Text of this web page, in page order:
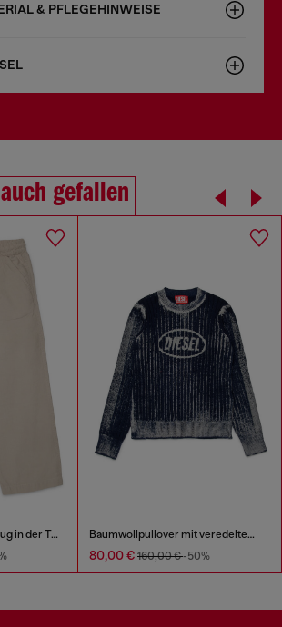
& PFLEGEHINWEISE
gefallen
Sweathose mit Kordelzug in der Taille Baumwollpullover mit veredeltem Finish
80,00 € 160,00 €-50%